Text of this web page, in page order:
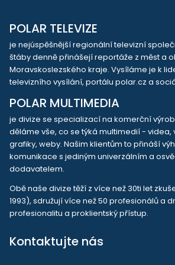
POLAR TELEVIZE
je nejúspěšnější regionální televizní
štáby denně přinášejí reportáže z měst a
Moravskoslezského kraje. Vysíláme je k
televizního vysílání, portálu polar.cz a
POLAR MULTIMEDIA
je divize se specializací na komerční
děláme vše, co se týká multimedií - videa,
grafiky, weby. Našim klientům to přináší
komunikace s jediným univerzálním a
dodavatelem.
Obě naše divize těží z více než 30ti let
1993), sdružují více než 50 profesionálů a
profesionalitu a proklientský přístup.
Kontaktujte nás